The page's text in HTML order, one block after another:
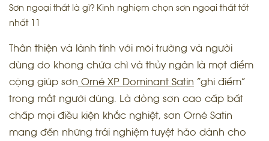
Sơn ngoại thất là gì? Kinh nghiệm chọn sơn ngoại thất tốt
nhất 11
Thân thiện và lành tính với môi trường và người
dùng do không chứa chì và thủy ngân là một điểm
cộng giúp sơn Orné XP Dominant Satin “ghi điểm”
trong mắt người dùng. Là dòng sơn cao cấp bất
chấp mọi điều kiện khắc nghiệt, sơn Orné Satin
mang đến những trải nghiệm tuyệt hảo dành cho